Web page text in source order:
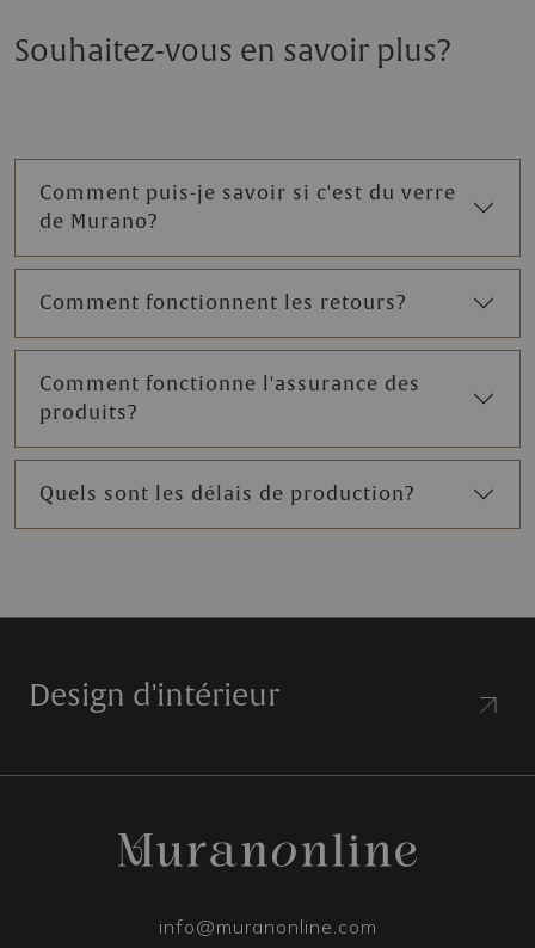
Souhaitez-vous en savoir plus?
Comment puis-je savoir si c'est du verre
de Murano?
Comment fonctionnent les retours?
Comment fonctionne l'assurance des
produits?
Quels sont les délais de production?
Design d'intérieur
info@muranonline.com